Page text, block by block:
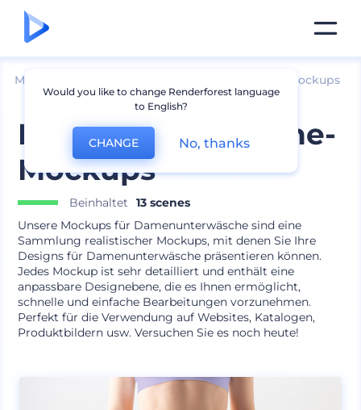
Mockups Andere Bekleidungs-Mockups
Frauenunterwäsche-
Mockups
Beinhaltet
13 scenes
Unsere Mockups für Damenunterwäsche sind eine
Sammlung realistischer Mockups, mit denen Sie Ihre
Designs für Damenunterwäsche präsentieren können.
Jedes Mockup ist sehr detailliert und enthält eine
anpassbare Designebene, die es Ihnen ermöglicht,
schnelle und einfache Bearbeitungen vorzunehmen.
Perfekt für die Verwendung auf Websites, Katalogen,
Produktbildern usw. Versuchen Sie es noch heute!
Would you like to change Renderforest language
to English?
CHANGE No, thanks